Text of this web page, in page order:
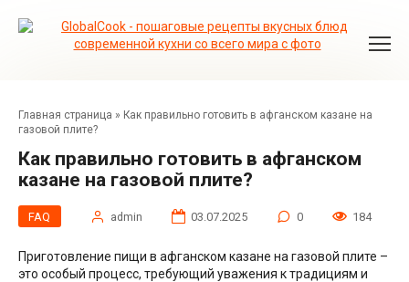
Главная страница » Как правильно готовить в афганском казане на
газовой плите?
Как правильно готовить в афганском
казане на газовой плите?
FAQ admin 03.07.2025 0 184
Приготовление пищи в афганском казане на газовой плите –
это особый процесс, требующий уважения к традициям и